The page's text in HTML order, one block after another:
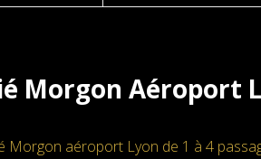
Morgon Aéroport
Morgon aéroport Lyon de 1 à 4